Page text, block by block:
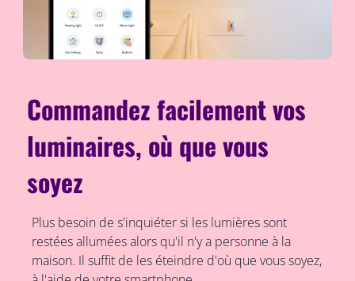
Commandez facilement vos
luminaires, où que vous
soyez
Plus besoin de s'inquiéter si les lumières sont
restées allumées alors qu'il n'y a personne à la
maison. Il suffit de les éteindre d'où que vous soyez,